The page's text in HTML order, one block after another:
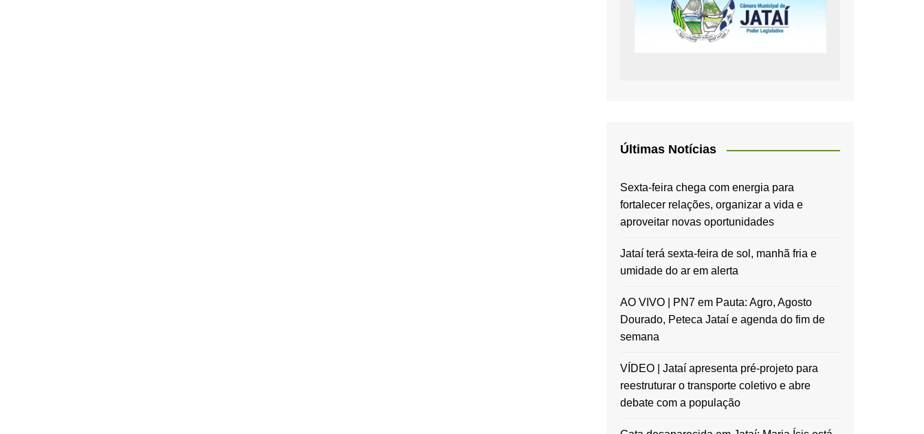
Últimas Notícias
Sexta-feira chega com energia para
fortalecer relações, organizar a vida e
aproveitar novas oportunidades
Jataí terá sexta-feira de sol, manhã fria e
umidade do ar em alerta
AO VIVO | PN7 em Pauta: Agro, Agosto
Dourado, Peteca Jataí e agenda do fim de
semana
VÍDEO | Jataí apresenta pré-projeto para
reestruturar o transporte coletivo e abre
debate com a população